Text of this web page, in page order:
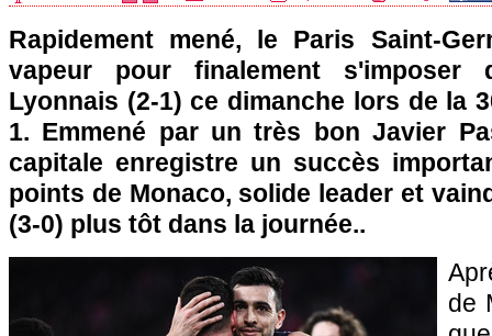
Rapidement mené, le Paris Saint-
vapeur pour finalement s'imposer
Lyonnais (2-1) ce dimanche lors de la
1. Emmené par un très bon Javier
capitale enregistre un succès
points de Monaco, solide leader et
(3-0) plus tôt dans la journée..
de